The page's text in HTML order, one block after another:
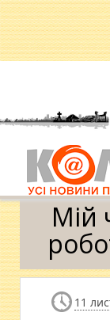
Головна »
як зарадити
Мій
11